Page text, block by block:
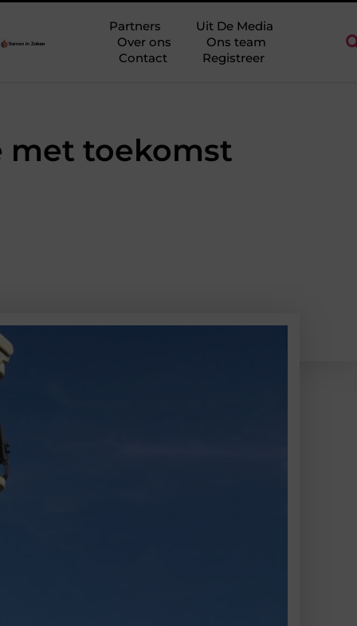
Partners
Uit De Media
Over ons
Ons team
Contact
Registreer
met toekomst